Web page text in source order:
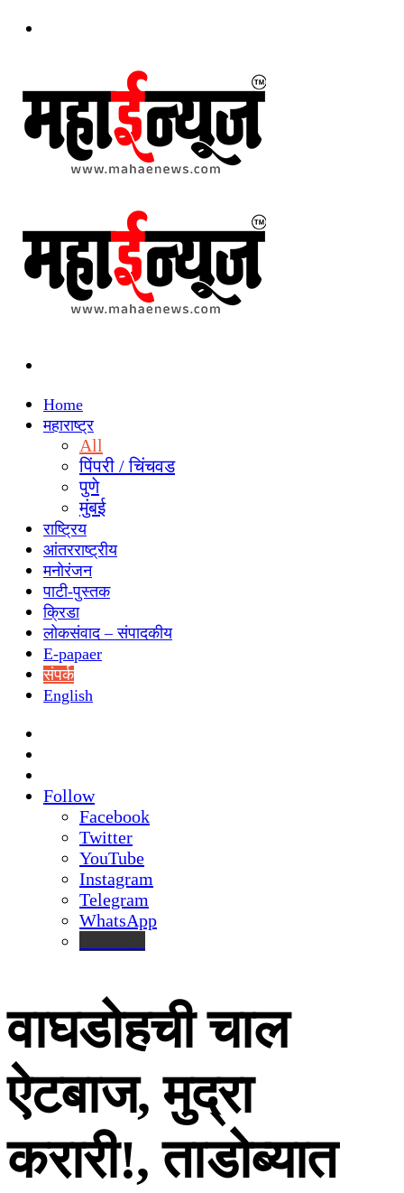
Home
महाराष्ट्र
All
पिंपरी / चिंचवड
पुणे
मुंबई
राष्ट्रिय
आंतरराष्ट्रीय
मनोरंजन
पाटी-पुस्तक
क्रिडा
लोकसंवाद – संपादकीय
E-papaer
संपर्क
English
Follow
Facebook
Twitter
YouTube
Instagram
Telegram
WhatsApp
वाघडोहची चाल
ऐटबाज, मुद्रा
करारी!, ताडोब्यात